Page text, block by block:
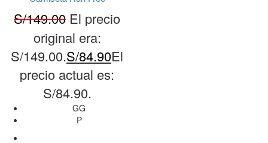
S/149.00 El precio
original era:
S/149.00.S/84.90El
precio actual es:
S/84.90.
GG
P